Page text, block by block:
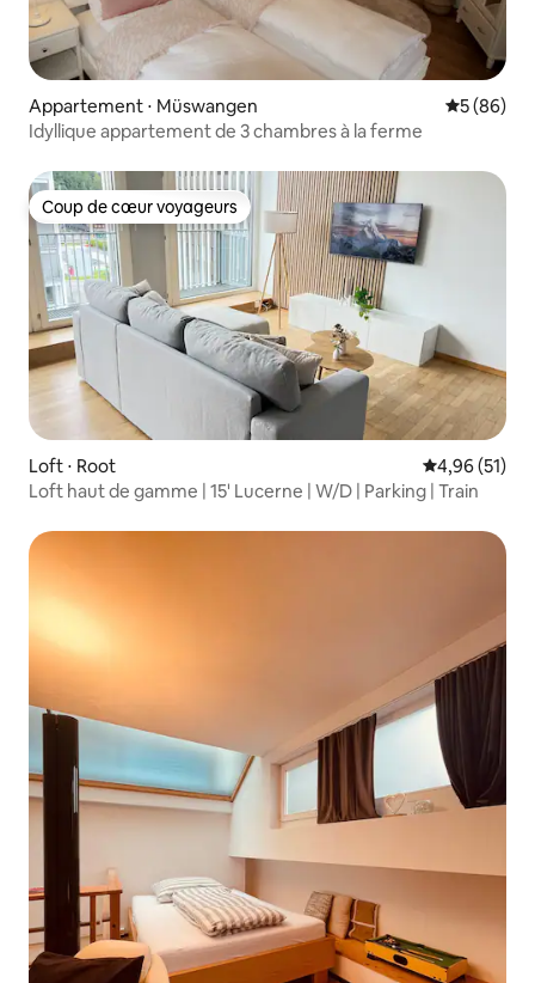
Appartement ⋅ Müswangen
5 (86)
Idyllique appartement de 3 chambres à la ferme
Coup de cœur voyageurs
Coup de cœur voyageurs
Loft ⋅ Root Évaluation
4,96 (51)
Loft haut de gamme | 15' Lucerne | W/D | Parking | Train